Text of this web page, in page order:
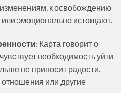
изменениям, к освобождению
или эмоционально истощают.
: Карта говорит о
необходимость уйти
не приносит радости.
или другие